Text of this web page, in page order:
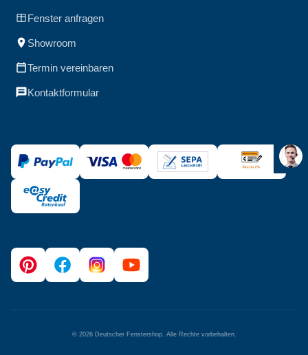
Fenster anfragen
Showroom
Termin vereinbaren
Kontaktformular
© 2026Deutscher Fenstershop. Alle Rechte vorbehalten.